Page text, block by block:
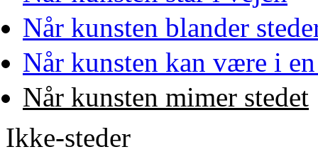
Når kunsten blander
Når kunsten kan være i
Når kunsten mimer stedet
Ikke-steder